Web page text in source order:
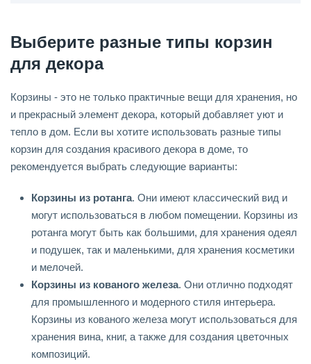
Выберите разные типы корзин
для декора
Корзины - это не только практичные вещи для хранения, но
и прекрасный элемент декора, который добавляет уют и
тепло в дом. Если вы хотите использовать разные типы
корзин для создания красивого декора в доме, то
рекомендуется выбрать следующие варианты:
Корзины из ротанга. Они имеют классический вид и
могут использоваться в любом помещении. Корзины из
ротанга могут быть как большими, для хранения одеял
и подушек, так и маленькими, для хранения косметики
и мелочей.
Корзины из кованого железа. Они отлично подходят
для промышленного и модерного стиля интерьера.
Корзины из кованого железа могут использоваться для
хранения вина, книг, а также для создания цветочных
композиций.